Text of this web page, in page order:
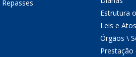
Repasses
Estrutura
Leis e
Órgãos \
Prestação